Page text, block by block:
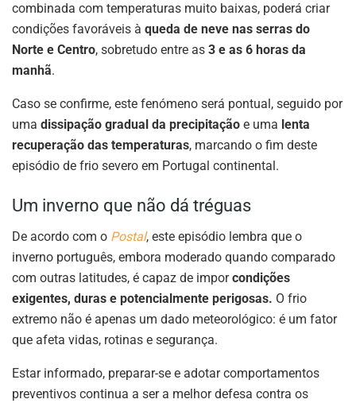
combinada com temperaturas muito baixas, poderá criar
condições favoráveis à queda de neve nas serras do
Norte e Centro, sobretudo entre as 3 e as 6 horas da
manhã.
Caso se confirme, este fenómeno será pontual, seguido por
uma dissipação gradual da precipitação e uma lenta
recuperação das temperaturas, marcando o fim deste
episódio de frio severo em Portugal continental.
Um inverno que não dá tréguas
De acordo com o Postal, este episódio lembra que o
inverno português, embora moderado quando comparado
com outras latitudes, é capaz de imporcondições
exigentes, duras e potencialmente perigosas. O frio
extremo não é apenas um dado meteorológico: é um fator
que afeta vidas, rotinas e segurança.
Estar informado, preparar-se e adotar comportamentos
preventivos continua a ser a melhor defesa contra os